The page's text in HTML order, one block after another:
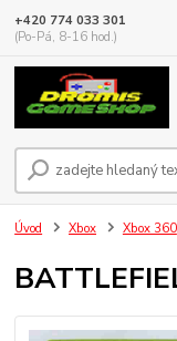
+420 774 033 301
(Po-Pá, 8-16 hod.)
Úvod Xbox Xbox 360